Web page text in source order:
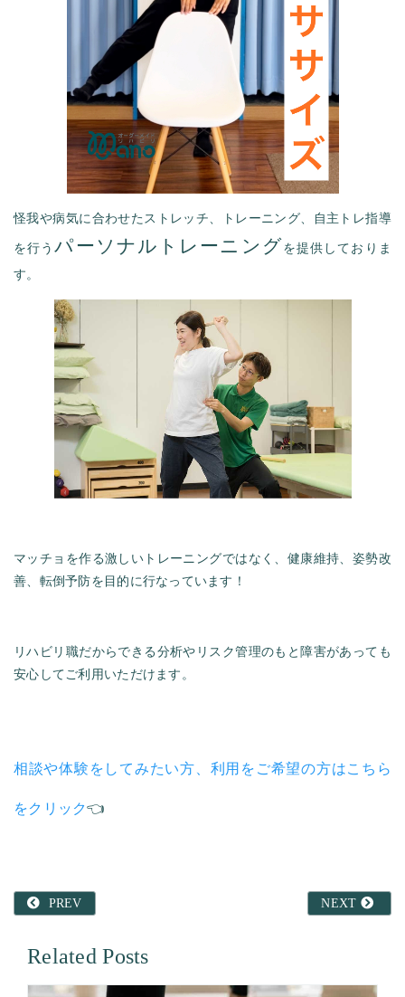
怪我や病気に合わせたストレッチ、トレーニング、自主トレ指導
を行うパーソナルトレーニングを提供しておりま
す。
マッチョを作る激しいトレーニングではなく、健康維持、姿勢改
善、転倒予防を目的に行なっています！
リハビリ職だからできる分析やリスク管理のもと障害があっても
安心してご利用いただけます。
相談や体験をしてみたい方、利用をご希望の方はこちら
をクリック👈
PREV NEXT
Related Posts